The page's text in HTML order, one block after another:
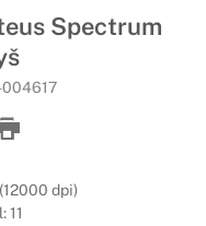
Spectrum
dpi)
11